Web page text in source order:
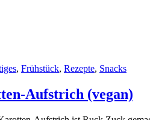
, Frühstück, Rezepte, Snacks
Aufstrich (vegan)